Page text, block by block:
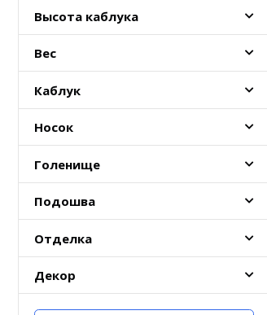
Высота каблука
Вес
Каблук
Носок
Голенище
Подошва
Отделка
Декор